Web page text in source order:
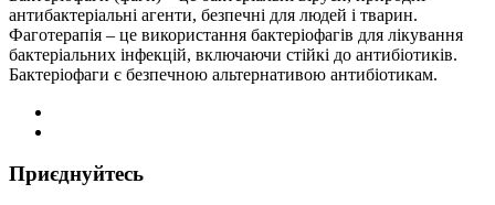
антибактеріальні агенти, безпечні для людей і тварин.
Фаготерапія – це використання бактеріофагів для лікування
бактеріальних інфекцій, включаючи стійкі до антибіотиків.
Бактеріофаги є безпечною альтернативою антибіотикам.
Приєднуйтесь